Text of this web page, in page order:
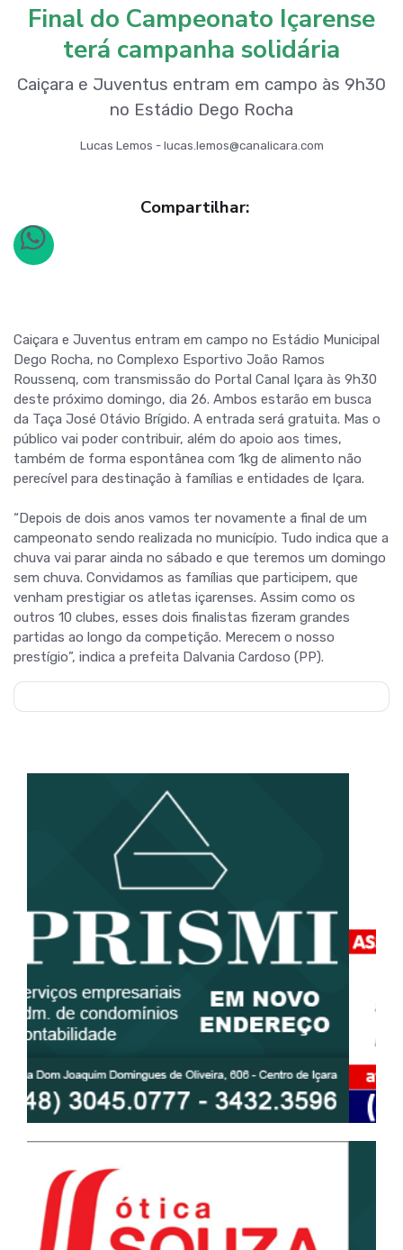
Final do Campeonato Içarense
terá campanha solidária
Caiçara e Juventus entram em campo às 9h30
no Estádio Dego Rocha
Lucas Lemos - lucas.lemos@canalicara.com
Compartilhar:
Caiçara e Juventus entram em campo no Estádio Municipal
Dego Rocha, no Complexo Esportivo João Ramos
Roussenq, com transmissão do Portal Canal Içara às 9h30
deste próximo domingo, dia 26. Ambos estarão em busca
da Taça José Otávio Brígido. A entrada será gratuita. Mas o
público vai poder contribuir, além do apoio aos times,
também de forma espontânea com 1kg de alimento não
perecível para destinação à famílias e entidades de Içara.
“Depois de dois anos vamos ter novamente a final de um
campeonato sendo realizada no município. Tudo indica que a
chuva vai parar ainda no sábado e que teremos um domingo
sem chuva. Convidamos as famílias que participem, que
venham prestigiar os atletas içarenses. Assim como os
outros 10 clubes, esses dois finalistas fizeram grandes
partidas ao longo da competição. Merecem o nosso
prestígio”, indica a prefeita Dalvania Cardoso (PP).